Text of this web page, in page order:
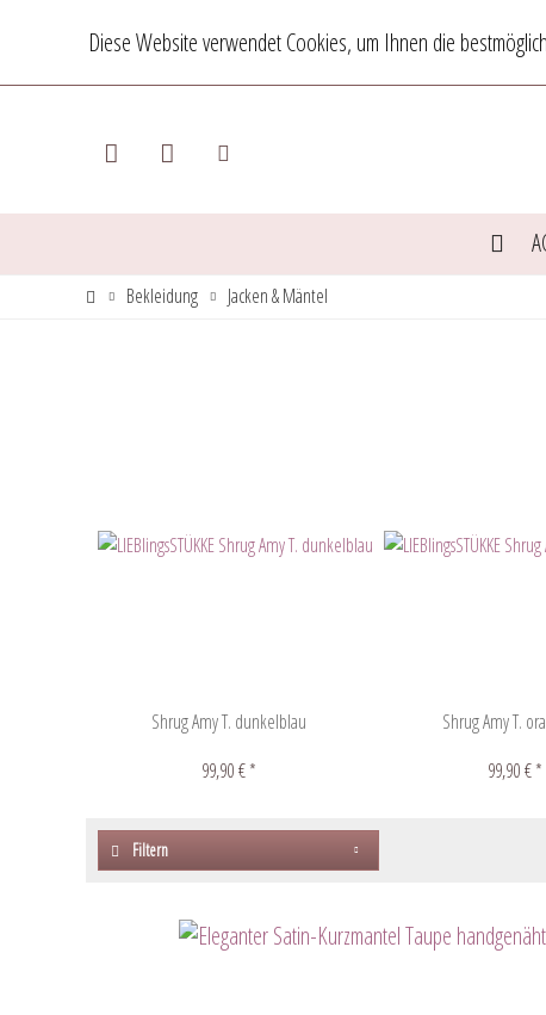
Diese Website verwendet Cookies, um Ihnen die
Bekleidung Jacken & Mäntel
Shrug Amy T. dunkelblau
99,90 € *
Shrug Amy T.
99,90 € *
Filtern